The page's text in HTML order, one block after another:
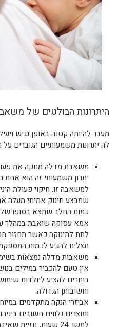
היתרונות הבולטים של
מעבר להיותה קטנה באופן נגיש
לה יתרונות משמעותיים הגוברים
משאבת מדלה מחקה את
יתרון משמעותי זה הוא אחת
למשאבה זו. חיקוי פעולת
שמבצע תינוק אמיתי מעלה
כמות החלב שתצא בסופו
אמא עסוקה שואבת במהלך
לתת לתינוקה כאשר תחזור
תצליח להגיע לכמות
משאבות מדלה נמצאות
אין טעם להכביר במילים
בוחרים להציע ליולדות
וחשיבותן הגדולה.
אביזרי הנקה מתקדמים
ומוצרים נלווים חשובים